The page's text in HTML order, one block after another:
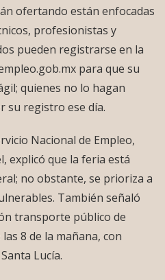
ofertando están enfocadas
profesionistas y
pueden registrarse en la
para que su
quienes no lo hagan
su registro ese día.
Nacional de Empleo,
explicó que la feria está
no obstante, se prioriza a
También señaló
transporte público de
8 de la mañana, con
Lucía.